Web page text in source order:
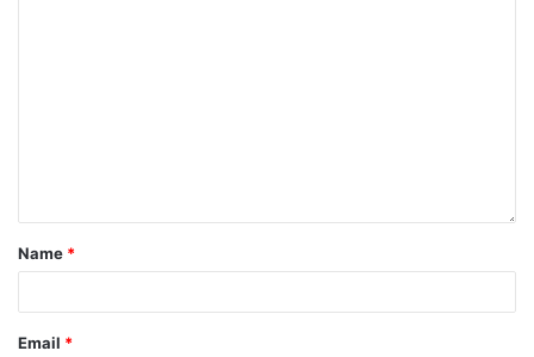
Name *
Email *